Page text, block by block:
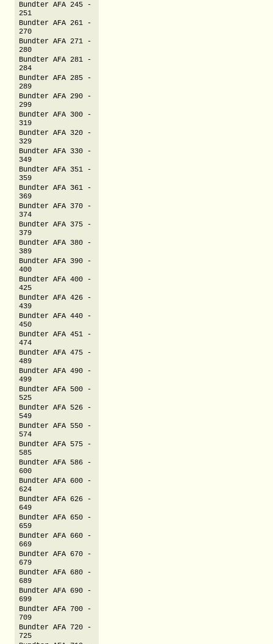
Bundter AFA 245 -
251
Bundter AFA 261 -
270
Bundter AFA 271 -
280
Bundter AFA 281 -
284
Bundter AFA 285 -
289
Bundter AFA 290 -
299
Bundter AFA 300 -
319
Bundter AFA 320 -
329
Bundter AFA 330 -
349
Bundter AFA 351 -
359
Bundter AFA 361 -
369
Bundter AFA 370 -
374
Bundter AFA 375 -
379
Bundter AFA 380 -
389
Bundter AFA 390 -
400
Bundter AFA 400 -
425
Bundter AFA 426 -
439
Bundter AFA 440 -
450
Bundter AFA 451 -
474
Bundter AFA 475 -
489
Bundter AFA 490 -
499
Bundter AFA 500 -
525
Bundter AFA 526 -
549
Bundter AFA 550 -
574
Bundter AFA 575 -
585
Bundter AFA 586 -
600
Bundter AFA 600 -
624
Bundter AFA 626 -
649
Bundter AFA 650 -
659
Bundter AFA 660 -
669
Bundter AFA 670 -
679
Bundter AFA 680 -
689
Bundter AFA 690 -
699
Bundter AFA 700 -
709
Bundter AFA 720 -
725